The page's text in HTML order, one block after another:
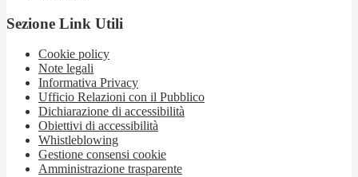
Sezione Link Utili
Cookie policy
Note legali
Informativa Privacy
Ufficio Relazioni con il Pubblico
Dichiarazione di accessibilità
Obiettivi di accessibilità
Whistleblowing
Gestione consensi cookie
Amministrazione trasparente